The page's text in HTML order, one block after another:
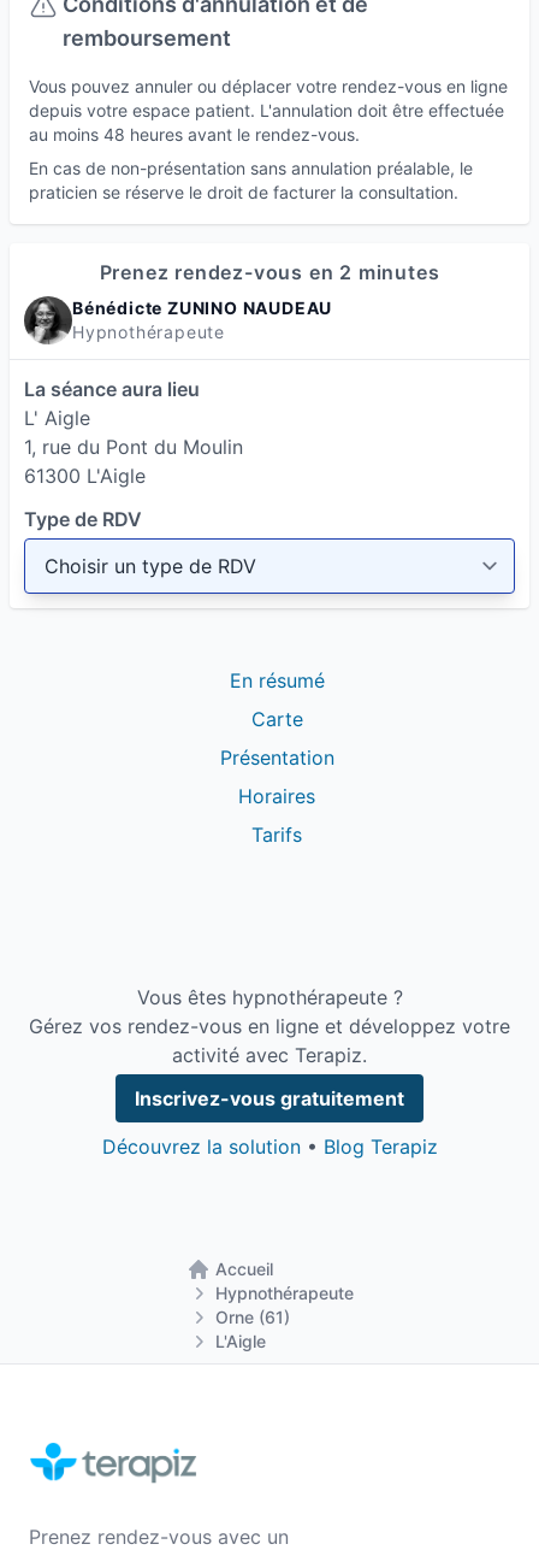
remboursement
Vous pouvez annuler ou déplacer votre rendez-vous en ligne
depuis votre espace patient. L'annulation doit être effectuée
au moins 48 heures avant le rendez-vous.
En cas de non-présentation sans annulation préalable, le
praticien se réserve le droit de facturer la consultation.
Prenez rendez-vous en 2 minutes
Bénédicte ZUNINO NAUDEAU
Hypnothérapeute
La séance aura lieu
L' Aigle
1, rue du Pont du Moulin
61300 L'Aigle
Type de RDV
En résumé
Carte
Présentation
Horaires
Tarifs
Vous êtes hypnothérapeute ?
Gérez vos rendez-vous en ligne et développez votre
activité avec Terapiz.
Inscrivez-vous gratuitement
Découvrez la solution• Blog Terapiz
Accueil
Retour à la page d'accueil
Hypnothérapeute
Orne (61)
L'Aigle
Prenez rendez-vous avec un